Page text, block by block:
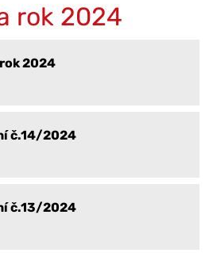
rok 2024
2024
č.14/2024
č.13/2024